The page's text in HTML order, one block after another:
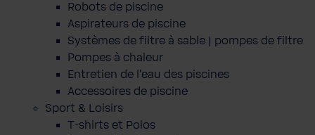
Robots de piscine
Aspirateurs de piscine
Systèmes de filtre à sable | pompes de filtre
Pompes à chaleur
Entretien de l'eau des piscines
Accessoires de piscine
Sport & Loisirs
T-shirts et Polos